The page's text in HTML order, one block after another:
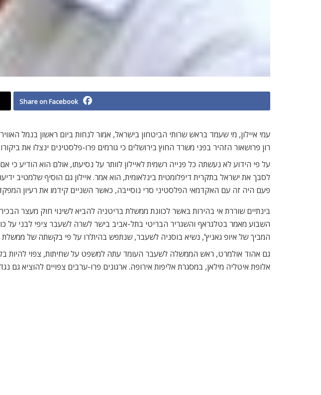
Share on Facebook
רון פרושאור הזהיר בפני משרד החוץ בירושלים כי גורמים פרו-פלסטינים ינצלו את
על פי הידוע לא נעשתה כל פנייה רשמית לאיילון לוותר על נסיעתו, אולם הוא הודיע כי
לסבך את ישראל בתקרית דיפלומטית בינלאומית, הוא אמר. איילון גם הוסיף שלמטיב
פעם היה זה עם האקדמאי הפלסטיני סרי נוסייבה, כאשר השניים קידמו את רעיון
בינתיים שוררת אי בהירות באשר לכוונת ממשלת בריטניה להביא לשינוי חוק מעצר
השבוע מאמר בטלגראף והשגריר הבריטי בתל-אביב בישר לשרה לשעבר ציפי לבני על
המביך של איופ גאניץ’, נשיא בוסניה לשעבר, שנתפש בהית’רו על פי בקשתה של
גם אהוד אולמרט, ראש הממשלה לשעבר העומד עתה למשפט על שחיתות, צפוי להיות
אלופת איטליה מילאן, במסגרת אליפות אירופה. ארגונים פרו-ערבים צפויים להוציא